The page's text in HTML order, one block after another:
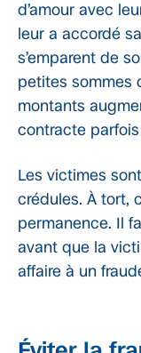
d’amour avec
leur a accordé
s’emparent de
petites sommes
montants
contracte
Les victimes
crédules. À tort,
permanence. Il
avant que la
affaire à un